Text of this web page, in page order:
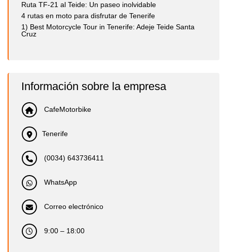
Ruta TF-21 al Teide: Un paseo inolvidable
4 rutas en moto para disfrutar de Tenerife
1) Best Motorcycle Tour in Tenerife: Adeje Teide Santa
Cruz
Información sobre la empresa
CafeMotorbike
Tenerife
(0034) 643736411
WhatsApp
Correo electrónico
9:00 – 18:00